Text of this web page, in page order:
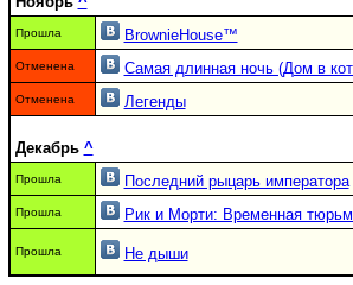
Прошла BrownieHouse™
Отменена Самая длинная ночь (Дом в
Отменена Легенды
Декабрь ^
Прошла Последний рыцарь императора
Прошла Рик и Морти: Временная
Прошла Не дыши